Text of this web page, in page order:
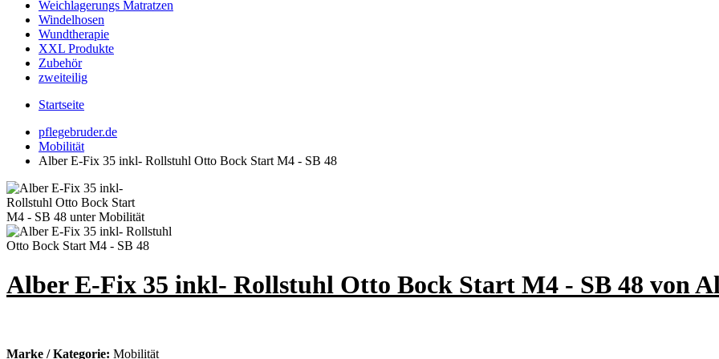
Weichlagerungs Matratzen
Windelhosen
Wundtherapie
XXL Produkte
Zubehör
zweiteilig
Startseite
pflegebruder.de
Mobilität
Alber E-Fix 35 inkl- Rollstuhl Otto Bock Start M4 - SB 48
Alber E-Fix 35 inkl- Rollstuhl Otto Bock Start M4 - SB 48 von
Marke / Kategorie: Mobilität